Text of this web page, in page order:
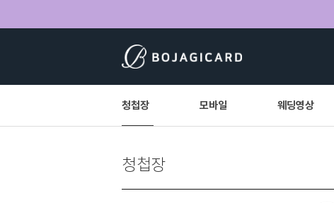
청첩장 모바일 웨딩영상
청첩장